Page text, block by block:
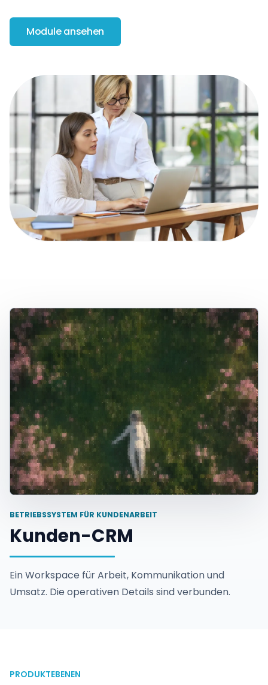
Module ansehen
BETRIEBSSYSTEM FÜR KUNDENARBEIT
Kunden-CRM
Ein Workspace für Arbeit, Kommunikation und
Umsatz. Die operativen Details sind verbunden.
PRODUKTEBENEN